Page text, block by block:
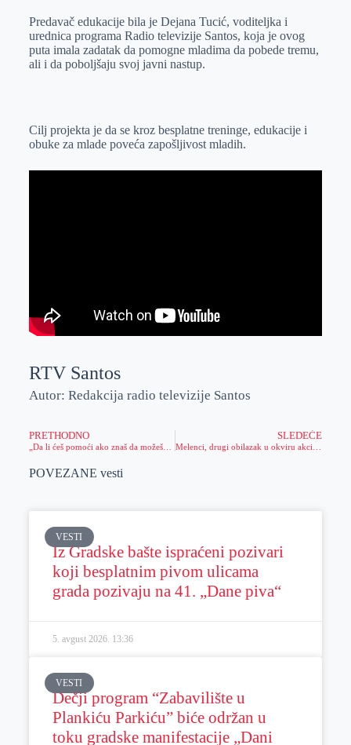
p
Predavač edukacije bila je Dejana Tucić, voditeljka i
urednica programa Radio televizije Santos, koja je ovog
puta imala zadatak da pomogne mladima da pobede tremu,
ali i da poboljšaju svoj javni nastup.
Cilj projekta je da se kroz besplatne treninge, edukacije i
obuke za mlade poveća zapošljivost mladih.
RTV Santos
Autor: Redakcija radio televizije Santos
PRETHODNO
„Da li ćeš pomoći ako znaš da možeš?“, Amber alert danas počeo sa radom
SLEDEĆE
POVEZANE vesti
VESTI
Iz Gradske bašte ispraćeni pozivari
koji besplatnim pivom ulicama
grada pozivaju na 41. „Dane piva“
5. avgust 2026. 13:36
VESTI
Dečji program “Zabavilište u
Plankiću Parkiću” biće održan u
toku gradske manifestacije „Dani